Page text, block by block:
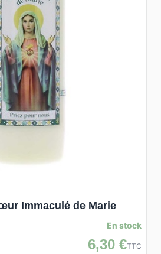
Immaculé de Marie
En stock
6,30 €TTC